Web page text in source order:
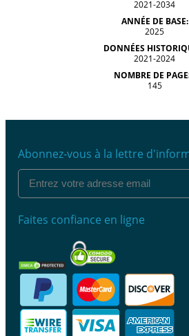
2021-2034
ANNÉE DE BASE:
2025
DONNÉES
2021-2024
NOMBRE DE
145
Abonnez-vous à la lettre
Faites confiance en ligne